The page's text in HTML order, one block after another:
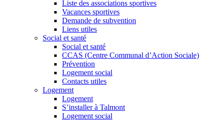
Liste des associations sportives
Vacances sportives
Demande de subvention
Liens utiles
Social et santé
Social et santé
CCAS (Centre Communal d’Action Sociale)
Prévention
Logement social
Contacts utiles
Logement
Logement
S’installer à Talmont
Logement social